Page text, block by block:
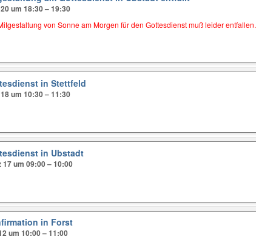
um 18:30 – 19:30
von Sonne am Morgen für den Gottesdienst muß leider entfallen.
in Stettfeld
um 10:30 – 11:30
in Ubstadt
17 um 09:00 – 10:00
in Forst
um 10:00 – 11:00